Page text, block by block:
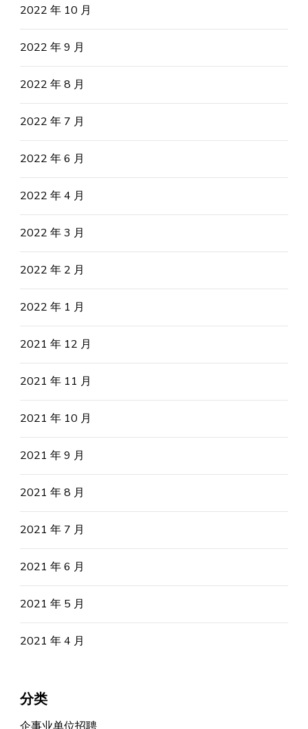
2022 年 10 月
2022 年 9 月
2022 年 8 月
2022 年 7 月
2022 年 6 月
2022 年 4 月
2022 年 3 月
2022 年 2 月
2022 年 1 月
2021 年 12 月
2021 年 11 月
2021 年 10 月
2021 年 9 月
2021 年 8 月
2021 年 7 月
2021 年 6 月
2021 年 5 月
2021 年 4 月
分类